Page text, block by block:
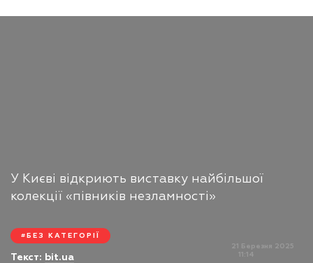
У Києві відкриють виставку найбільшої
колекції «півників незламності»
БЕЗ КАТЕГОРІЇ
Текст: bit.ua
21 Березня 2025
11:14